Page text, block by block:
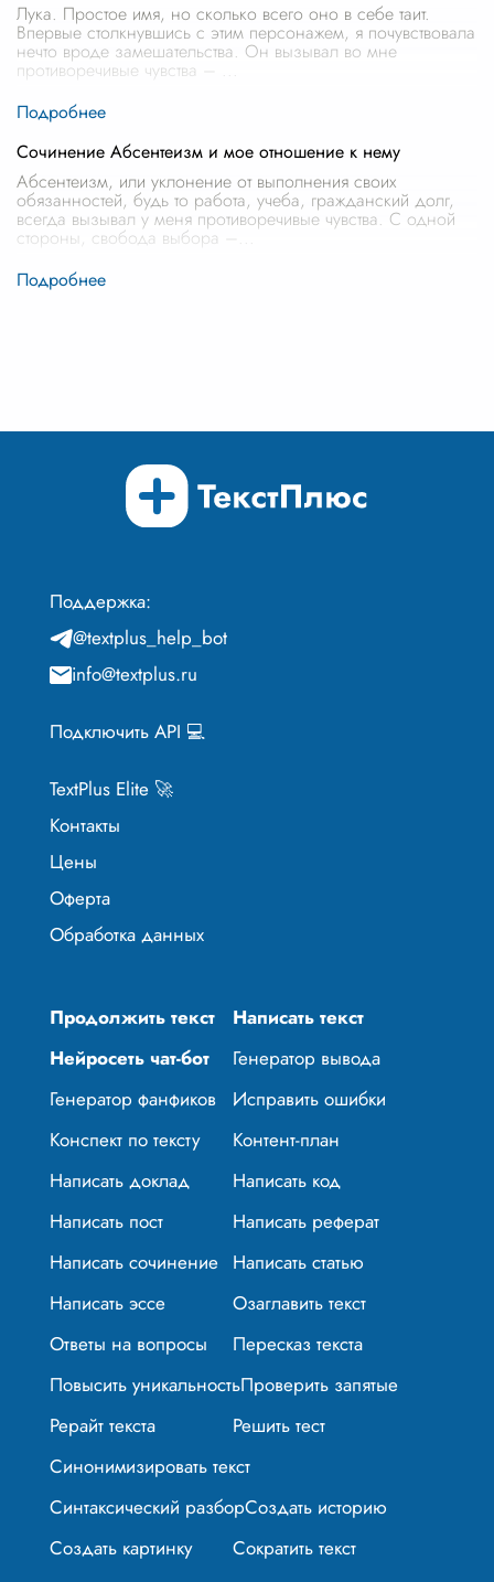
Лука. Простое имя, но сколько всего оно в себе таит.
Впервые столкнувшись с этим персонажем, я почувствовала
нечто вроде замешательства. Он вызывал во мне
противоречивые чувства –
Сочинение Абсентеизм и мое отношение к нему
Абсентеизм, или уклонение от выполнения своих
обязанностей, будь то работа, учеба, гражданский долг,
всегда вызывал у меня противоречивые чувства. С одной
стороны, свобода выбора –
Поддержка:
@textplus_help_bot
info@textplus.ru
Подключить API 💻
TextPlus Elite 🚀
Контакты
Цены
Оферта
Обработка данных
Продолжить текст
Написать текст
Нейросеть чат-бот
Генератор вывода
Генератор фанфиков
Исправить ошибки
Конспект по тексту
Контент-план
Написать доклад
Написать код
Написать пост
Написать реферат
Написать сочинение Написать статью
Написать эссе
Озаглавить текст
Ответы на вопросы
Пересказ текста
Повысить уникальностьПроверить запятые
Рерайт текста
Решить тест
Синонимизировать текст
Синтаксический разборСоздать историю
Создать картинку
Сократить текст